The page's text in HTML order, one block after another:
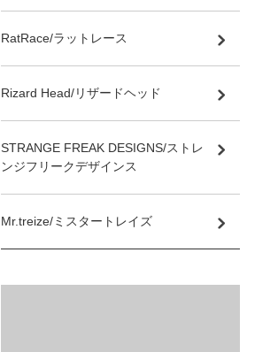
RatRace/ラットレース
Rizard Head/リザードヘッド
STRANGE FREAK DESIGNS/ストレ
ンジフリークデザインス
Mr.treize/ミスタートレイズ